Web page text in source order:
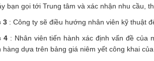
bạn gọi tới Trung tâm và xác nhận nhu cầu,
3 : Công ty sẽ điều hướng nhân viên kỹ thuật
4: Nhân viên tiến hành xác định vấn đề của
hàng dựa trên bảng giá niêm yết công khai